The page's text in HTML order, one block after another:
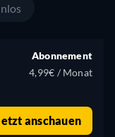
Abonnement
4,99€ / Monat
anschauen